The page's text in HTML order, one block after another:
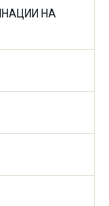
НА